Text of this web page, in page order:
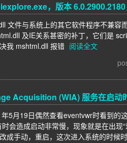
，版本
文件与系统上的其它软件程序不兼容
及IE关系甚密的补丁，它们是
我 mshtml.dll 报错 阅读全文
Acquisition (WIA) 服务在启动
5月19日偶然查看eventvwr时看到的
会造成启动非常慢，现象就是在出现
成手动，重启，这次进入系统的时候